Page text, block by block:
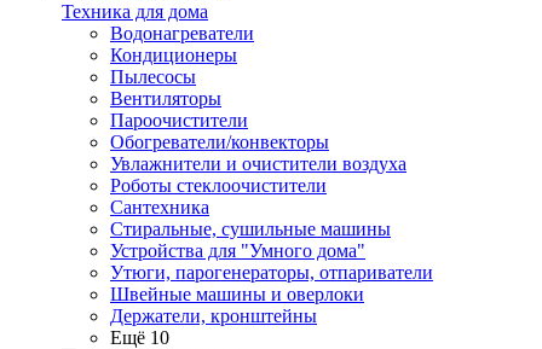
Техника для дома
Водонагреватели
Кондиционеры
Пылесосы
Вентиляторы
Пароочистители
Обогреватели/конвекторы
Увлажнители и очистители воздуха
Роботы стеклоочистители
Сантехника
Стиральные, сушильные машины
Устройства для "Умного дома"
Утюги, парогенераторы, отпариватели
Швейные машины и оверлоки
Держатели, кронштейны
Ещё 10